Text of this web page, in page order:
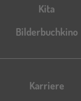
Kita
Bilderbuchkino
Karriere